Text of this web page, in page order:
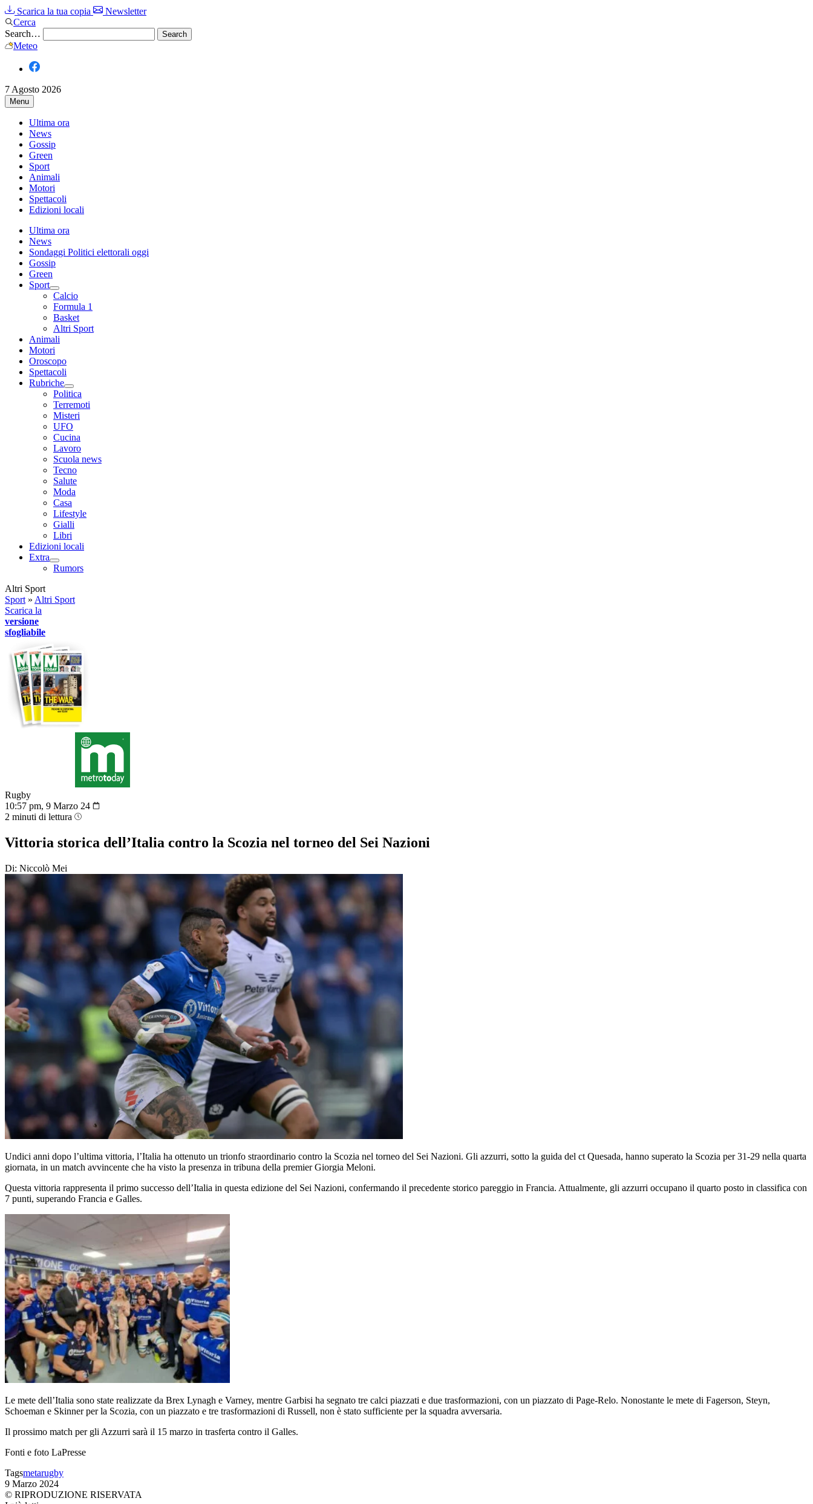
Scarica la tua copia
Newsletter
Cerca
Search…
Meteo
7 Agosto 2026
Menu
Ultima ora
News
Gossip
Green
Sport
Animali
Motori
Spettacoli
Edizioni locali
Ultima ora
News
Sondaggi Politici elettorali oggi
Gossip
Green
Sport
Calcio
Formula 1
Basket
Altri Sport
Animali
Motori
Oroscopo
Spettacoli
Rubriche
Politica
Terremoti
Misteri
UFO
Cucina
Lavoro
Scuola news
Tecno
Salute
Moda
Casa
Lifestyle
Gialli
Libri
Edizioni locali
Extra
Rumors
Altri Sport
Sport » Altri Sport
Scarica la
versione
sfogliabile
Rugby
10:57 pm, 9 Marzo 24
2 minuti di lettura
Vittoria storica dell’Italia contro la Scozia nel torneo del Sei Nazioni
Di: Niccolò Mei
Undici anni dopo l’ultima vittoria, l’Italia ha ottenuto un trionfo straordinario contro la Scozia nel torneo del Sei Nazioni. Gli azzurri, sotto la guida del ct Quesada, hanno superato la Scozia per 31-29 nella quarta
giornata, in un match avvincente che ha visto la presenza in tribuna della premier Giorgia Meloni.
Questa vittoria rappresenta il primo successo dell’Italia in questa edizione del Sei Nazioni, confermando il precedente storico pareggio in Francia. Attualmente, gli azzurri occupano il quarto posto in classifica con
7 punti, superando Francia e Galles.
Le mete dell’Italia sono state realizzate da Brex Lynagh e Varney, mentre Garbisi ha segnato tre calci piazzati e due trasformazioni, con un piazzato di Page-Relo. Nonostante le mete di Fagerson, Steyn,
Schoeman e Skinner per la Scozia, con un piazzato e tre trasformazioni di Russell, non è stato sufficiente per la squadra avversaria.
Il prossimo match per gli Azzurri sarà il 15 marzo in trasferta contro il Galles.
Fonti e foto LaPresse
Tagsmetarugby
9 Marzo 2024
© RIPRODUZIONE RISERVATA